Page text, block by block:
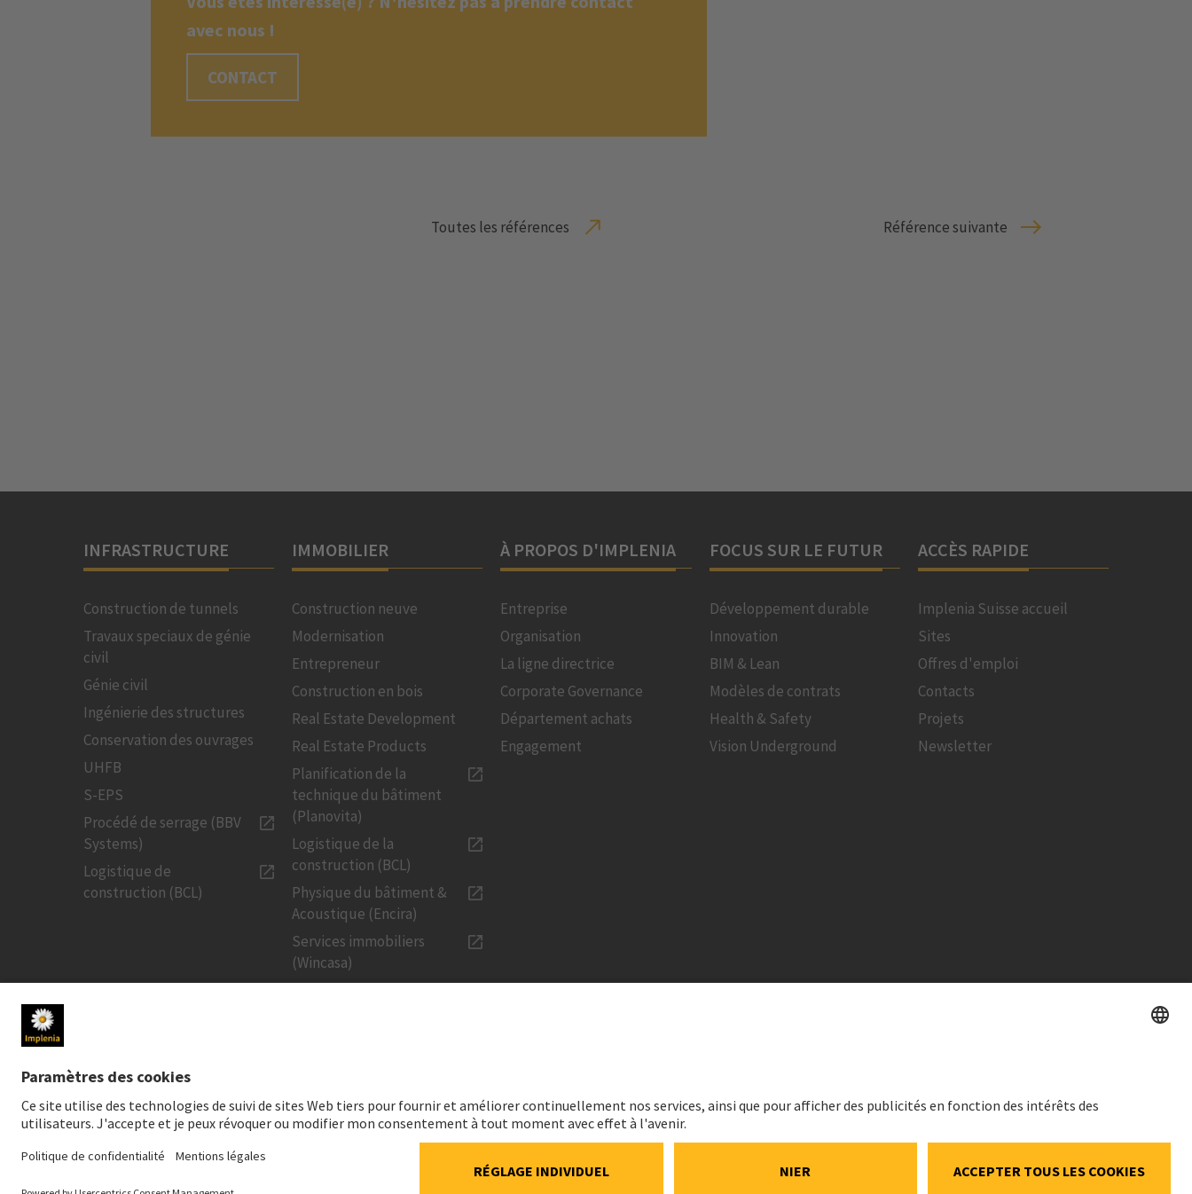
avec nous !
CONTACT
Toutes les références Référence suivante
INFRASTRUCTURE
Construction de tunnels
Travaux speciaux de génie
civil
Génie civil
Ingénierie des structures
Conservation des ouvrages
UHFB
S-EPS
Procédé de serrage (BBV
Systems)
Logistique de
construction (BCL)
IMMOBILIER
Construction neuve
Modernisation
Entrepreneur
Construction en bois
Real Estate Development
Real Estate Products
Planification de la
technique du bâtiment
(Planovita)
Logistique de la
construction (BCL)
Physique du bâtiment &
Acoustique (Encira)
Services immobiliers
(Wincasa)
À PROPOS D'IMPLENIA
Entreprise
Organisation
La ligne directrice
Corporate Governance
Département achats
Engagement
FOCUS SUR LE FUTUR
Développement durable
Innovation
BIM & Lean
Modèles de contrats
Health & Safety
Vision Underground
ACCÈS RAPIDE
Implenia Suisse accueil
Sites
Offres d'emploi
Contacts
Projets
Newsletter
Newsroom
Contact pour les médias
Téléchargements pour les
médias
Publications financières
Investissement durable
Données personnelles
Déclaration cookies et social